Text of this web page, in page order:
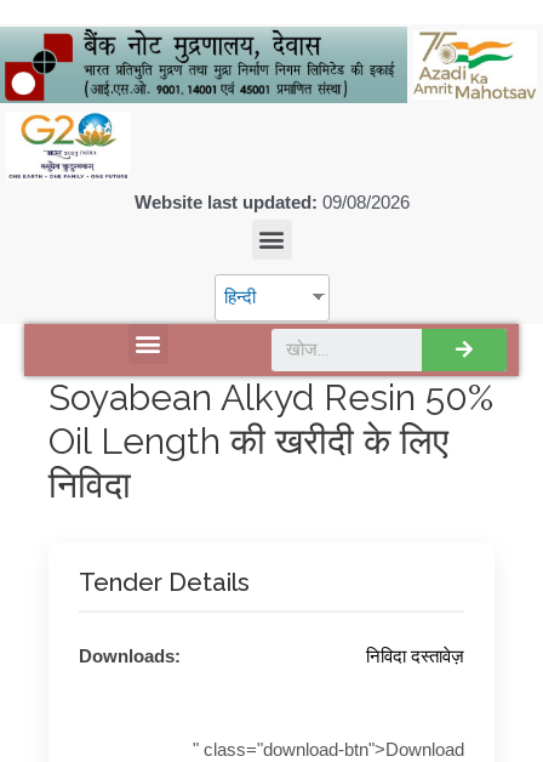
Website last updated: 09/08/2026
हिन्दी
Soyabean Alkyd Resin 50%
Oil Length की खरीदी के लिए
निविदा
Tender Details
Downloads: निविदा दस्तावेज़
" class="download-btn">Download